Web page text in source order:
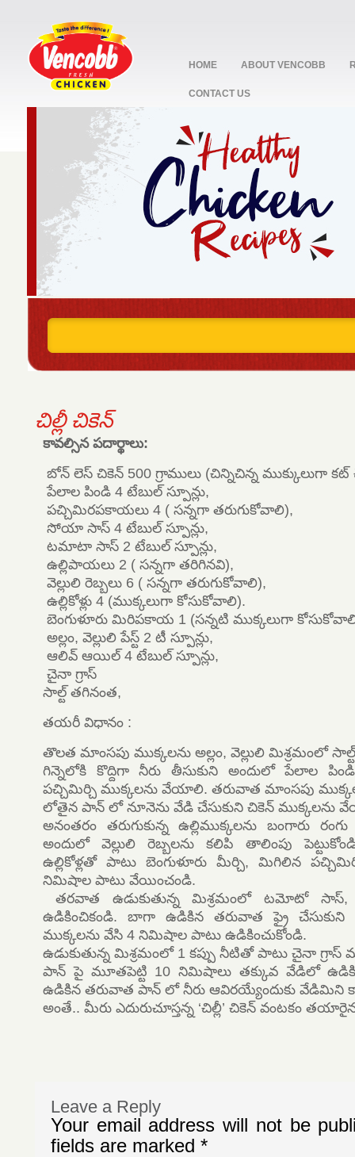
HOME ABOUT VENCOBB
CONTACT US
2
చిల్లీ చికెన్
కావల్సిన పదార్థాలు:
బోన్ లెస్ చికెన్ 500 గ్రాములు (చిన్నిచిన్న ముక్కులుగా
పేలాల పిండి 4 టేబుల్ స్పూన్లు,
పచ్చిమిరపకాయలు 4 ( సన్నగా తరుగుకోవాలి),
సోయా సాస్ 4 టేబుల్ స్పూన్లు,
టమాటా సాస్ 2 టేబుల్ స్పూన్లు,
ఉల్లిపాయలు 2 ( సన్నగా తరిగినవి),
వెల్లులి రెబ్బలు 6 ( సన్నగా తరుగుకోవాలి),
ఉల్లికోళ్లు 4 (ముక్కలుగా కోసుకోవాలి).
బెంగుళూరు మిరిపకాయ 1 (సన్నటి ముక్కలుగా
అల్లం, వెల్లులి పేస్ట్ 2 టీ స్పూన్లు,
ఆలివ్ ఆయిల్ 4 టేబుల్ స్పూన్లు,
చైనా గ్రాస్
సాల్ట్ తగినంత,
తయరీ విధానం :
తొలత మాంసపు ముక్కలను అల్లం, వెల్లులి మిశ్రమంలో
గిన్నెలోకి కొద్దిగా నీరు తీసుకుని అందులో పేలాల
పచ్చిమిర్చి ముక్కలను వేయాలి. తరువాత మాంసపు
లోతైన పాన్ లో నూనెను వేడి చేసుకుని చికెన్ ముక్కలను
అనంతరం తరుగుకున్న ఉల్లిముక్కలను బంగారు
అందులో వెల్లులి రెబ్బలను కలిపి తాలింపు
ఉల్లికోళ్లతో పాటు బెంగుళూరు మీర్చి, మిగిలిన
నిమిషాల పాటు వేయించండి.
తరవాత ఉడుకుతున్న మిశ్రమంలో టమోటో
ఉడికించికండి. బాగా ఉడికిన తరువాత ఫ్రై చేసుకుని
ముక్కలను వేసి 4 నిమిషాల పాటు ఉడికించుకోండి.
ఉడుకుతున్న మిశ్రమంలో 1 కప్పు నీటితో పాటు చైనా గ్రాస్
పాన్ పై మూతపెట్టి 10 నిమిషాలు తక్కువ వేడిలో
ఉడికిన తరువాత పాన్ లో నీరు ఆవిరయ్యేందుకు వేడిమిని
అంతే.. మీరు ఎదురుచూస్తన్న ‘చిల్లీ’ చికెన్ వంటకం
Leave a Reply
Your email address will not be
fields are marked *